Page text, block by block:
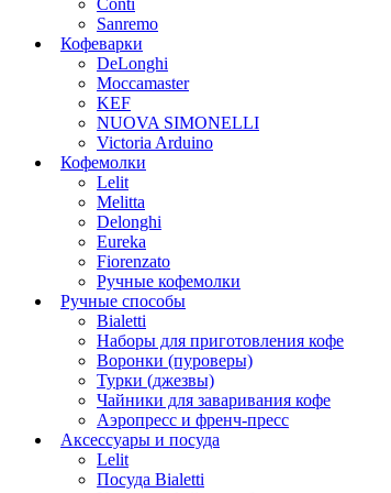
Conti
Sanremo
Кофеварки
DeLonghi
Moccamaster
KEF
NUOVA SIMONELLI
Victoria Arduino
Кофемолки
Lelit
Melitta
Delonghi
Eureka
Fiorenzato
Ручные кофемолки
Ручные способы
Bialetti
Наборы для приготовления кофе
Воронки (пуроверы)
Турки (джезвы)
Чайники для заваривания кофе
Аэропресс и френч-пресс
Аксессуары и посуда
Lelit
Посуда Bialetti